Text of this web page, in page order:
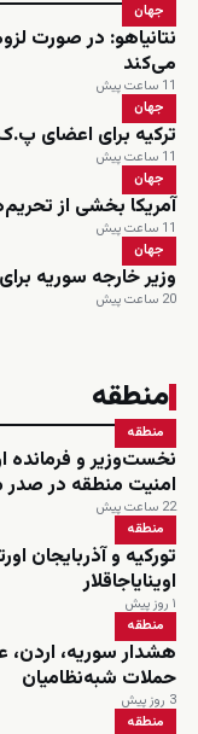
جهان
نتانیاهو: در صورت
می‌کند
11 ساعت پیش
جهان
ترکیه برای اعضای
11 ساعت پیش
جهان
آمریکا بخشی از
11 ساعت پیش
جهان
وزیر خارجه سوریه
20 ساعت پیش
منطقه
منطقه
نخست‌وزیر و
امنیت منطقه در صدر
22 ساعت پیش
منطقه
تورکیه و آذربایجان
اوینایاجاقلار
۱ روز پیش
منطقه
هشدار سوریه، اردن،
حملات شبه‌نظامیان
3 روز پیش
منطقه